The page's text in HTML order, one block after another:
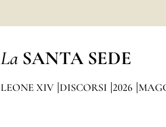
La SANTA SEDE
LEONE XIV DISCORSI 2026